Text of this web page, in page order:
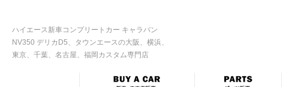
ハイエース新車コンプリートカー キャラバン
NV350 デリカD5、タウンエースの大阪、横浜、
東京、千葉、名古屋、福岡カスタム専門店